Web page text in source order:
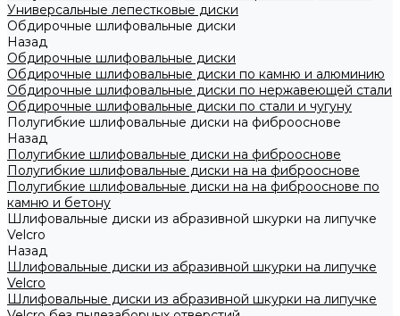
Универсальные лепестковые диски
Обдирочные шлифовальные диски
Назад
Обдирочные шлифовальные диски
Обдирочные шлифовальные диски по камню и алюминию
Обдирочные шлифовальные диски по нержавеющей стали
Обдирочные шлифовальные диски по стали и чугуну
Полугибкие шлифовальные диски на фиброоснове
Назад
Полугибкие шлифовальные диски на фиброоснове
Полугибкие шлифовальные диски на на фиброоснове
Полугибкие шлифовальные диски на на фиброоснове по
камню и бетону
Шлифовальные диски из абразивной шкурки на липучке
Velcro
Назад
Шлифовальные диски из абразивной шкурки на липучке
Velcro
Шлифовальные диски из абразивной шкурки на липучке